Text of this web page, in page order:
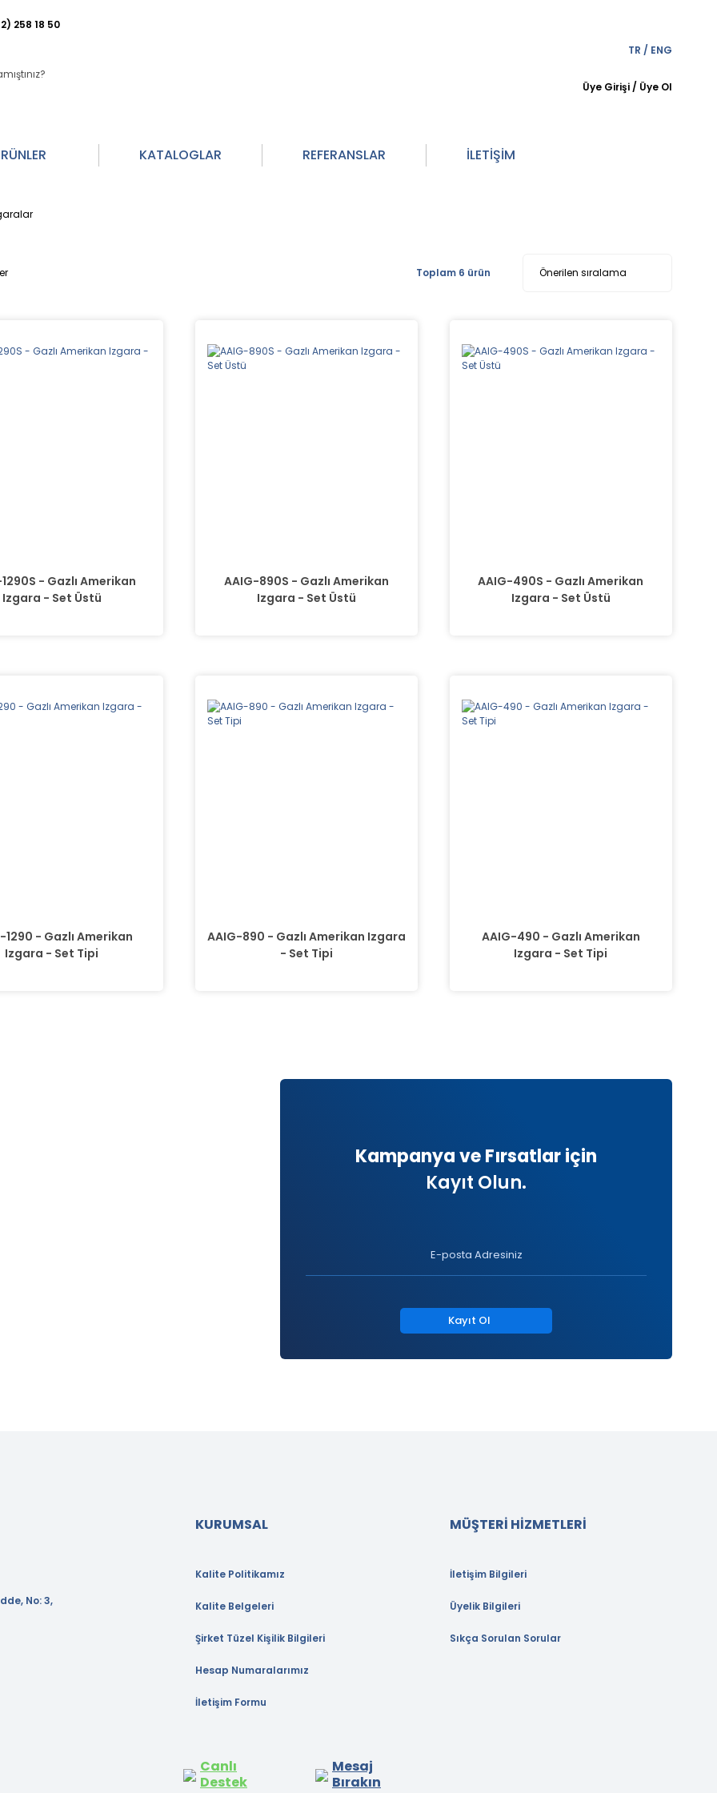
258 18 50
TR / ENG
Üye Girişi / Üye Ol
KATALOGLAR REFERANSLAR İLETİŞİM
Toplam 6 ürün
- Gazlı Amerikan
Izgara - Set Üstü
AAIG-890S - Gazlı Amerikan
Izgara - Set Üstü
AAIG-490S - Gazlı Amerikan
Izgara - Set Üstü
1290 - Gazlı Amerikan
Izgara - Set Tipi
AAIG-890 - Gazlı Amerikan Izgara
- Set Tipi
AAIG-490 - Gazlı Amerikan
Izgara - Set Tipi
Kampanya ve Fırsatlar için
Kayıt Olun.
Kayıt Ol
No: 3,
KURUMSAL
Kalite Politikamız
Kalite Belgeleri
Şirket Tüzel Kişilik Bilgileri
Hesap Numaralarımız
İletişim Formu
MÜŞTERİ HİZMETLERİ
İletişim Bilgileri
Üyelik Bilgileri
Sıkça Sorulan Sorular
Canlı
Destek
Mesaj
Bırakın